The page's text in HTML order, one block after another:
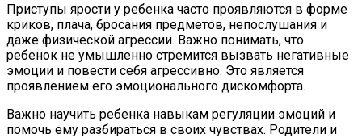
Приступы ярости у ребенка часто проявляются в форме
криков, плача, бросания предметов, непослушания и
даже физической агрессии. Важно понимать, что
ребенок не умышленно стремится вызвать негативные
эмоции и повести себя агрессивно. Это является
проявлением его эмоционального дискомфорта.
Важно научить ребенка навыкам регуляции эмоций и
помочь ему разбираться в своих чувствах. Родители и